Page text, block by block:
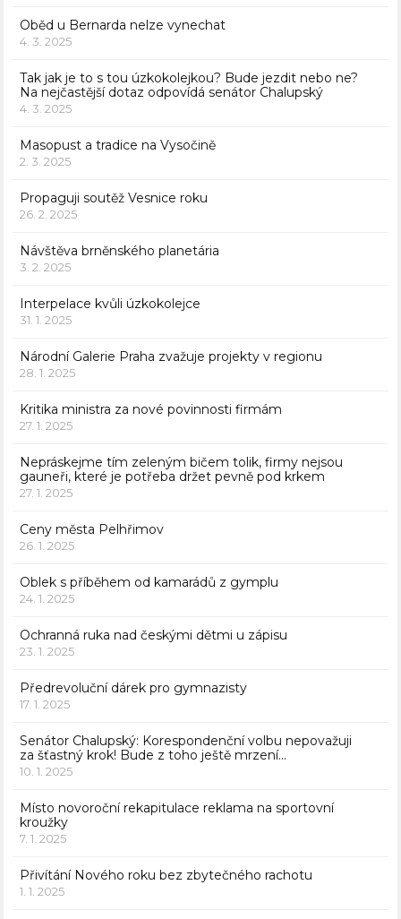
Oběd u Bernarda nelze vynechat
4. 3. 2025
Tak jak je to s tou úzkokolejkou? Bude jezdit nebo ne?
Na nejčastější dotaz odpovídá senátor Chalupský
4. 3. 2025
Masopust a tradice na Vysočině
2. 3. 2025
Propaguji soutěž Vesnice roku
26. 2. 2025
Návštěva brněnského planetária
3. 2. 2025
Interpelace kvůli úzkokolejce
31. 1. 2025
Národní Galerie Praha zvažuje projekty v regionu
28. 1. 2025
Kritika ministra za nové povinnosti firmám
27. 1. 2025
Nepráskejme tím zeleným bičem tolik, firmy nejsou
gauneři, které je potřeba držet pevně pod krkem
27. 1. 2025
Ceny města Pelhřimov
26. 1. 2025
Oblek s příběhem od kamarádů z gymplu
24. 1. 2025
Ochranná ruka nad českými dětmi u zápisu
23. 1. 2025
Předrevoluční dárek pro gymnazisty
17. 1. 2025
Senátor Chalupský: Korespondenční volbu nepovažuji
za šťastný krok! Bude z toho ještě mrzení…
10. 1. 2025
Místo novoroční rekapitulace reklama na sportovní
kroužky
7. 1. 2025
Přivítání Nového roku bez zbytečného rachotu
1. 1. 2025